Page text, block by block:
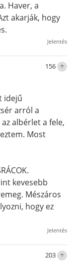
Haver, a
akarják, hogy
Jelentés
156
idejű
arról a
albérlet a fele,
Most
kevesebb
Mészáros
hogy ez
Jelentés
203